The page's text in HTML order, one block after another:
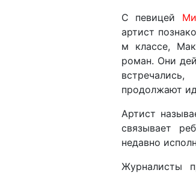
С певицей
артист
м классе,
роман. Они
продолжают
Артист
связывает
недавно
Журналисты